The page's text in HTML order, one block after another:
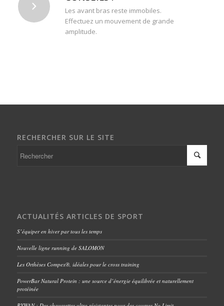
Les avant bras reste immobiles.
Effectuez un mouvement de grande
amplitude.
RECHERCHER SUR LE SITE
ACTUALITÉS ARTICLES DE SPORT
S’équiper en hiver par tous les temps
Nouvelle ligne running de SALOMON
Les Orthèses Compex®, idéales pour le cross training
PowerBar Natural Protein : une source d’énergie équilibrée et naturellement
protéinée